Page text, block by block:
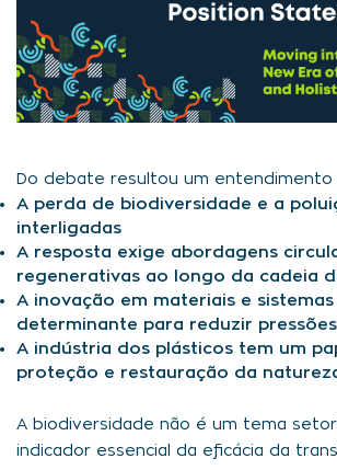
Do debate resultou um entendimento
A perda de biodiversidade e a
interligadas
A resposta exige abordagens
regenerativas ao longo da cadeia
A inovação em materiais e sistemas
determinante para reduzir
A indústria dos plásticos tem um
proteção e restauração da
A biodiversidade não é um tema
indicador essencial da eficácia da